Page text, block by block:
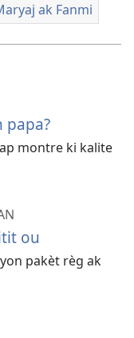
ak Fanmi
papa?
montre ki kalite
ou
pakèt règ ak